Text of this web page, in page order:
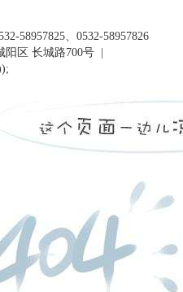
58957825、0532-58957826
阳区 长城路700号